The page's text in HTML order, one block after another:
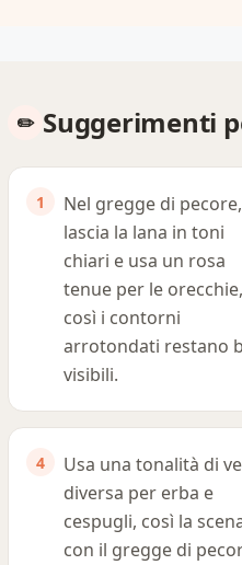
Suggerimenti
Nel gregge di pecore,
lascia la lana in toni
chiari e usa un rosa
tenue per le orecchie,
così i contorni
arrotondati restano
visibili.
Usa una tonalità di
diversa per erba e
cespugli, così la
con il gregge di